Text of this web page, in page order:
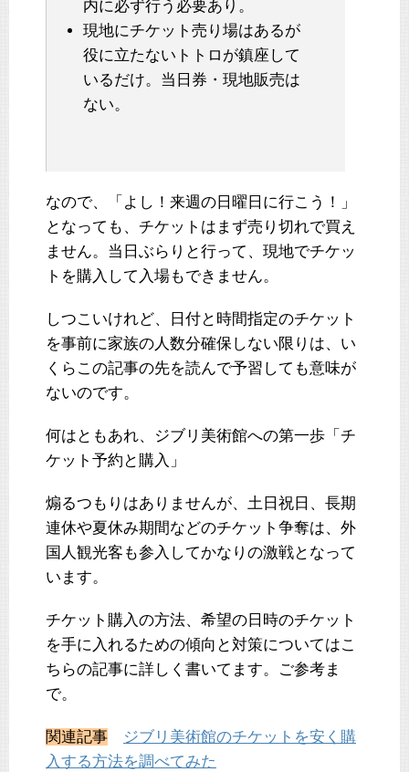
内に必ず行う必要あり。
現地にチケット売り場はあるが
役に立たないトトロが鎮座して
いるだけ。当日券・現地販売は
ない。
なので、「よし！来週の日曜日に行こう！」
となっても、チケットはまず売り切れで買え
ません。当日ぶらりと行って、現地でチケッ
トを購入して入場もできません。
しつこいけれど、日付と時間指定のチケット
を事前に家族の人数分確保しない限りは、い
くらこの記事の先を読んで予習しても意味が
ないのです。
何はともあれ、ジブリ美術館への第一歩「チ
ケット予約と購入」
煽るつもりはありませんが、土日祝日、長期
連休や夏休み期間などのチケット争奪は、外
国人観光客も参入してかなりの激戦となって
います。
チケット購入の方法、希望の日時のチケット
を手に入れるための傾向と対策についてはこ
ちらの記事に詳しく書いてます。ご参考ま
で。
関連記事
ジブリ美術館のチケットを安く購
入する方法を調べてみた